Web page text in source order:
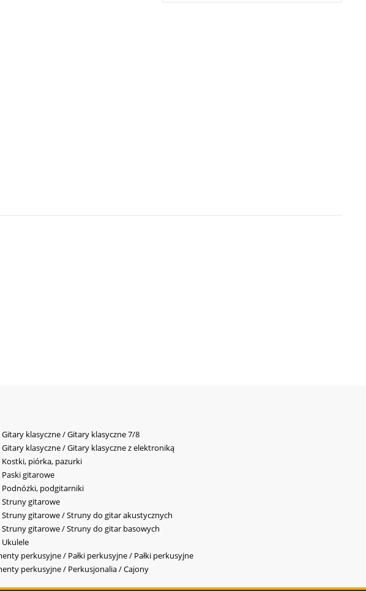
klasyczne / Gitary klasyczne 7/8
klasyczne / Gitary klasyczne z elektroniką
piórka, pazurki
gitarowe
podgitarniki
gitarowe
gitarowe / Struny do gitar akustycznych
gitarowe / Struny do gitar basowych
perkusyjne / Pałki perkusyjne / Pałki perkusyjne
perkusyjne / Perkusjonalia / Cajony